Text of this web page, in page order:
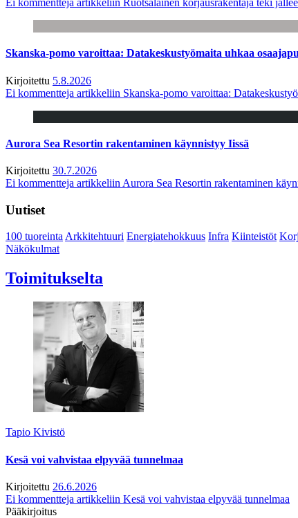
Ei kommentteja artikkeliin Ruotsalainen korjausrakentaja teki
Skanska-pomo varoittaa: Datakeskustyömaita uhkaa
Kirjoitettu 5.8.2026
Ei kommentteja artikkeliin Skanska-pomo varoittaa:
Aurora Sea Resortin rakentaminen käynnistyy Iissä
Kirjoitettu 30.7.2026
Ei kommentteja artikkeliin Aurora Sea Resortin rakentaminen
Uutiset
100 tuoreintaArkkitehtuuri Energiatehokkuus Infra Kiinteistöt
Näkökulmat
Toimitukselta
Tapio Kivistö
Kesä voi vahvistaa elpyvää tunnelmaa
Kirjoitettu 26.6.2026
Ei kommentteja artikkeliin Kesä voi vahvistaa elpyvää tunnelmaa
Pääkirjoitus